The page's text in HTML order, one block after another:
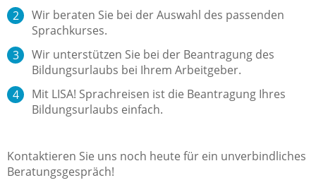
Wir beraten Sie bei der Auswahl des passenden
Sprachkurses.
Wir unterstützen Sie bei der Beantragung des
Bildungsurlaubs bei Ihrem Arbeitgeber.
Mit LISA! Sprachreisen ist die Beantragung Ihres
Bildungsurlaubs einfach.
Kontaktieren Sie uns noch heute für ein unverbindliches
Beratungsgespräch!